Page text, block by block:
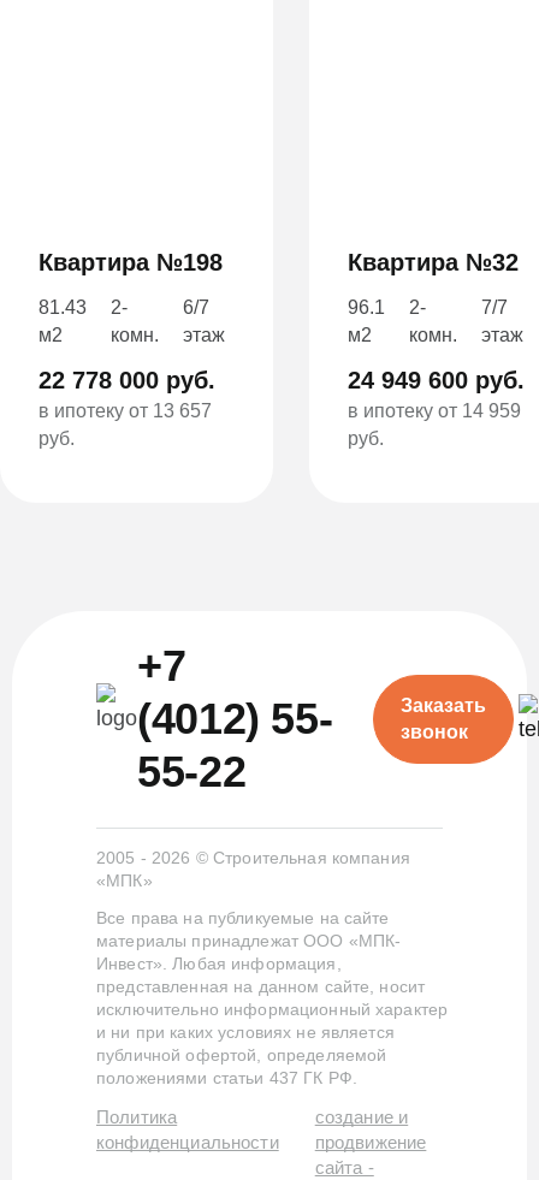
Квартира №198
81.43
м2
2-
комн.
6/7
этаж
22 778 000 руб.
в ипотеку от 13 657
руб.
Квартира №32
96.1
м2
2-
комн.
7/7
этаж
24 949 600 руб.
в ипотеку от 14 959
руб.
+7
(4012) 55-
55-22
Заказать
звонок
2005 - 2026 © Строительная компания
«МПК»
Все права на публикуемые на сайте
материалы принадлежат ООО «МПК-
Инвест». Любая информация,
представленная на данном сайте, носит
исключительно информационный характер
и ни при каких условиях не является
публичной офертой, определяемой
положениями статьи 437 ГК РФ.
Политика
конфиденциальности
создание и
продвижение
сайта -